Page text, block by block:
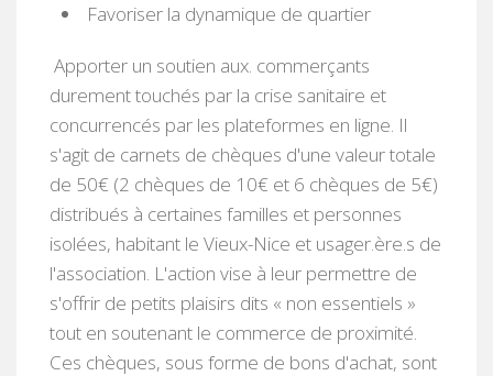
Favoriser la dynamique de quartier
Apporter un soutien aux. commerçants
durement touchés par la crise sanitaire et
concurrencés par les plateformes en ligne. Il
s'agit de carnets de chèques d'une valeur totale
de 50€ (2 chèques de 10€ et 6 chèques de 5€)
distribués à certaines familles et personnes
isolées, habitant le Vieux-Nice et usager.ère.s de
l'association. L'action vise à leur permettre de
s'offrir de petits plaisirs dits « non essentiels »
tout en soutenant le commerce de proximité.
Ces chèques, sous forme de bons d'achat, sont